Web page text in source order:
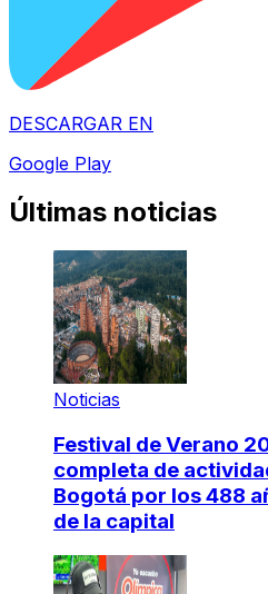
DESCARGAR EN
Google Play
Últimas noticias
Noticias
Festival de Verano
completa de
Bogotá por los 488
de la capital